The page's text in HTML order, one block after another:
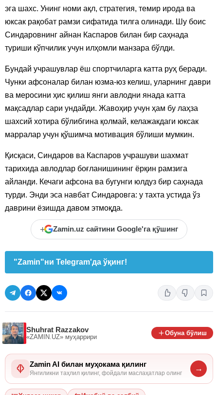
эга шахс. Унинг номи ақл, стратегия, темир ирода ва
юксак рақобат рамзи сифатида тилга олинади. Шу боис
Синдаровнинг айнан Каспаров билан бир саҳнада
туриши кўпчилик учун илҳомли манзара бўлди.
Бундай учрашувлар ёш спортчиларга катта руҳ беради.
Чунки афсоналар билан юзма-юз келиш, уларнинг даври
ва меросини ҳис қилиш янги авлодни янада катта
мақсадлар сари ундайди. Жавоҳир учун ҳам бу лаҳза
шахсий хотира бўлибгина қолмай, келажакдаги юксак
марралар учун қўшимча мотивация бўлиши мумкин.
Қисқаси, Синдаров ва Каспаров учрашуви шахмат
тарихида авлодлар боғланишининг ёрқин рамзига
айланди. Кечаги афсона ва бугунги юлдуз бир саҳнада
турди. Энди эса навбат Синдаровга: у тахта устида ўз
даврини ёзишда давом этмоқда.
+ Zamin.uz сайтини Google'га қўшинг
"Zamin"ни Telegram'да ўқинг!
Shuhrat Razzakov
«ZAMIN.UZ» муҳаррири
Обуна бўлиш
Zamin AI билан муҳокама қилинг
Янгиликни таҳлил қилинг, фойдали маслаҳатлар олинг
→